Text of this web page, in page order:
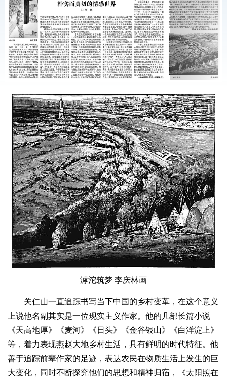
滹沱筑梦 李庆林画
关仁山一直追踪书写当下中国的乡村变革，在这个意义
上说他名副其实是一位现实主义作家。他的几部长篇小说
《天高地厚》《麦河》《日头》《金谷银山》《白洋淀上》
等，着力表现燕赵大地乡村生活，具有鲜明的时代特征。他
善于追踪前辈作家的足迹，表达农民在物质生活上发生的巨
大变化，同时不断探究他们的思想和精神归宿，《太阳照在